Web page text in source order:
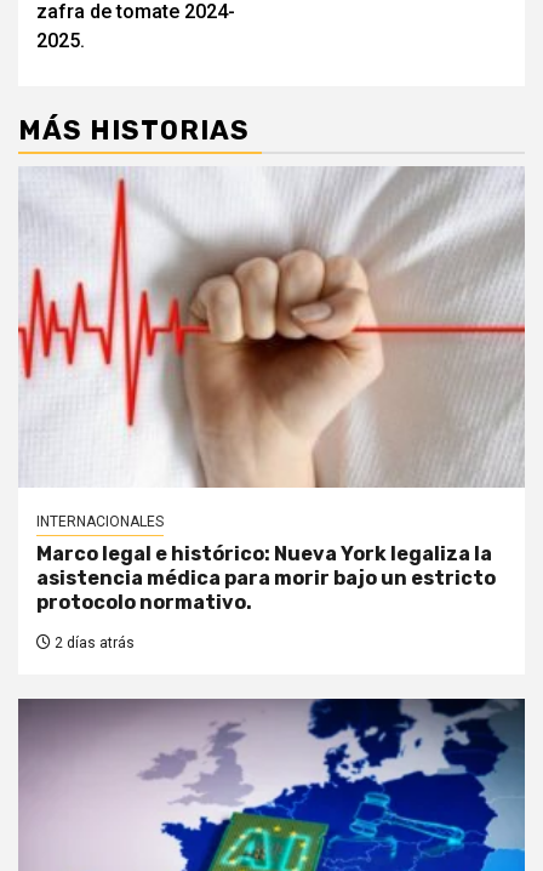
zafra de tomate 2024-
2025.
MÁS HISTORIAS
INTERNACIONALES
Marco legal e histórico: Nueva York legaliza la
asistencia médica para morir bajo un estricto
protocolo normativo.
2 días atrás